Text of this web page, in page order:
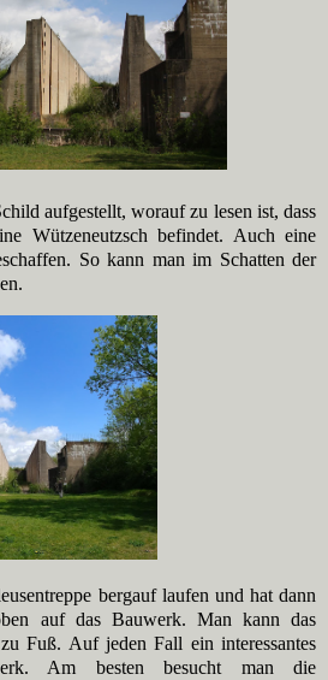
aufgestellt, worauf zu lesen ist, dass
Wützeneutzsch befindet. Auch eine
So kann man im Schatten der
bergauf laufen und hat dann
auf das Bauwerk. Man kann das
Fuß. Auf jeden Fall ein interessantes
Am besten besucht man die